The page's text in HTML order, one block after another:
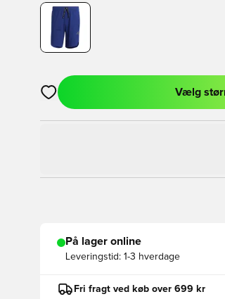
Åbner en Modal til at logge ind eller
Vælg
På lager online
Leveringstid: 1-3 hverdage
Fri fragt ved køb over 699 kr